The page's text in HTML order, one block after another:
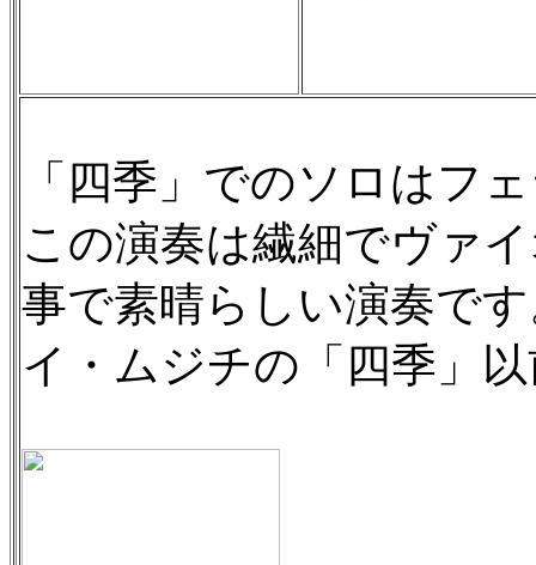
「四季」でのソロはフ
この演奏は繊細でヴァ
事で素晴らしい演奏で
イ・ムジチの「四季」